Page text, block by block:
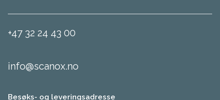
+47 32 24 43 00
info@scanox.no
Besøks- og leveringsadresse